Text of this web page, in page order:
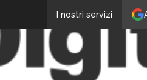
I nostri servizi